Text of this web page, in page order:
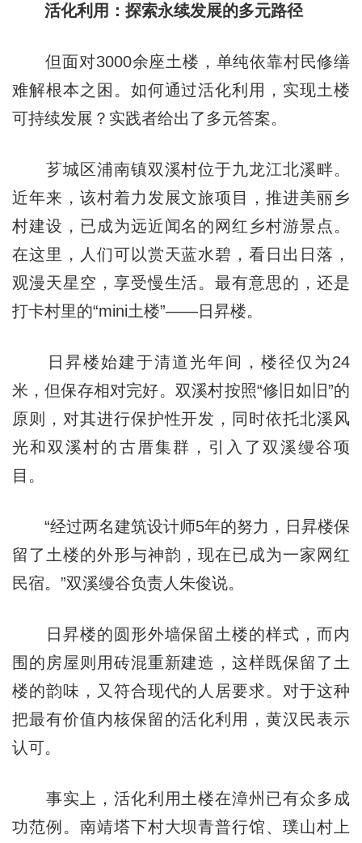
活化利用：探索永续发展的多元路径
但面对3000余座土楼，单纯依靠村民修缮
难解根本之困。如何通过活化利用，实现土楼
可持续发展？实践者给出了多元答案。
芗城区浦南镇双溪村位于九龙江北溪畔。
近年来，该村着力发展文旅项目，推进美丽乡
村建设，已成为远近闻名的网红乡村游景点。
在这里，人们可以赏天蓝水碧，看日出日落，
观漫天星空，享受慢生活。最有意思的，还是
打卡村里的“mini土楼”——日昇楼。
日昇楼始建于清道光年间，楼径仅为24
米，但保存相对完好。双溪村按照“修旧如旧”的
原则，对其进行保护性开发，同时依托北溪风
光和双溪村的古厝集群，引入了双溪缦谷项
目。
“经过两名建筑设计师5年的努力，日昇楼保
留了土楼的外形与神韵，现在已成为一家网红
民宿。”双溪缦谷负责人朱俊说。
日昇楼的圆形外墙保留土楼的样式，而内
围的房屋则用砖混重新建造，这样既保留了土
楼的韵味，又符合现代的人居要求。对于这种
把最有价值内核保留的活化利用，黄汉民表示
认可。
事实上，活化利用土楼在漳州已有众多成
功范例。南靖塔下村大坝青普行馆、璞山村上